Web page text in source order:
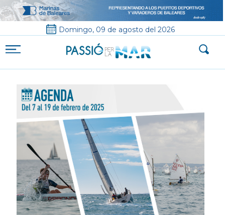
Domingo, 09 de agosto del 2026